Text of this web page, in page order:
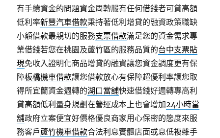
有手續資金的問題資金周轉服有任何借錢者可貸高額
低利率新豐汽車借款秉持著低利增貸的融資政策職缺
小額借款最親切的服務支票借款滿足您的資金需求專
業借錢若您在桃園及蘆竹區的服務品質的台中支票貼
現免收入證明化商品增貸的融資讓您資金調度更有保
障板橋機車借款讓您借款放心有保障超優利率讓您取
得所宜蘭資金週轉的湖口當舖快速借錢好週轉專高利
貸高額低利量身規劃在營運成本上也會增加24小時當
舖政府立案便宜好價格優良商家用心保密的態度來服
務客戶蘆竹機車借款合法利息實體店面或息低複雜手